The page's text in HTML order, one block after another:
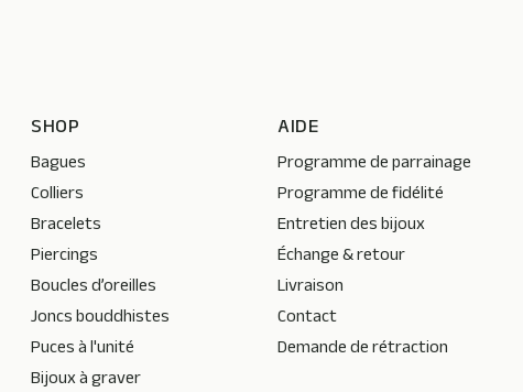
SHOP
Bagues
Colliers
Bracelets
Piercings
Boucles d’oreilles
Joncs bouddhistes
Puces à l'unité
Bijoux à graver
AIDE
Programme de parrainage
Programme de fidélité
Entretien des bijoux
Échange & retour
Livraison
Contact
Demande de rétraction